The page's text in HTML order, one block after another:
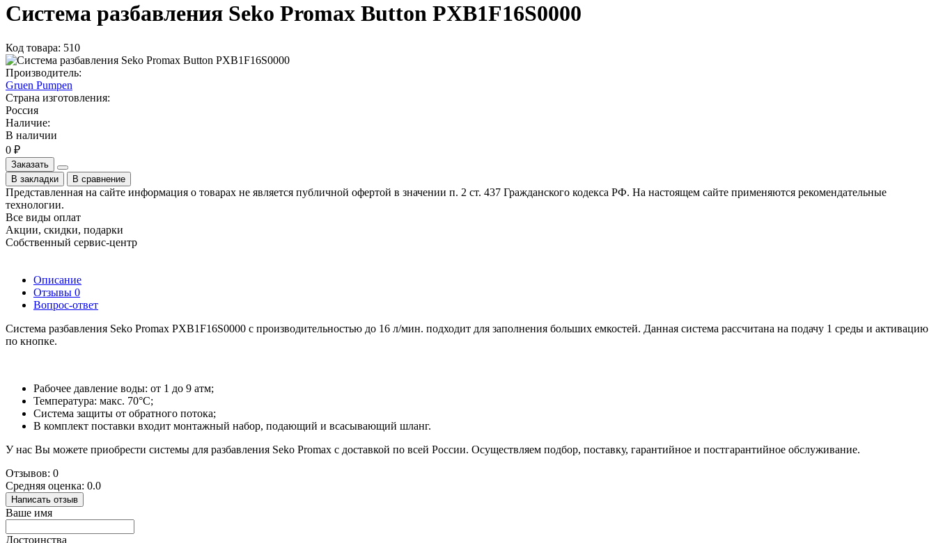
Система разбавления Seko Promax Button PXB1F16S0000
Код товара: 510
Производитель:
Gruen Pumpen
Страна изготовления:
Россия
Наличие:
В наличии
0 ₽
Заказать
В закладки
В сравнение
Представленная на сайте информация о товарах не является публичной офертой в значении п. 2 ст. 437 Гражданского кодекса РФ. На настоящем сайте применяются рекомендательные
технологии.
Все виды оплат
Акции, скидки, подарки
Собственный сервис-центр
Описание
Отзывы 0
Вопрос-ответ
Система разбавления Seko Promax PXB1F16S0000 с производительностью до 16 л/мин. подходит для заполнения больших емкостей. Данная система рассчитана на подачу 1 среды и активацию
по кнопке.
Рабочее давление воды: от 1 до 9 атм;
Температура: макс. 70°C;
Система защиты от обратного потока;
В комплект поставки входит монтажный набор, подающий и всасывающий шланг.
У нас Вы можете приобрести системы для разбавления Seko Promax с доставкой по всей России. Осуществляем подбор, поставку, гарантийное и постгарантийное обслуживание.
Отзывов: 0
Средняя оценка: 0.0
Написать отзыв
Ваше имя
Достоинства